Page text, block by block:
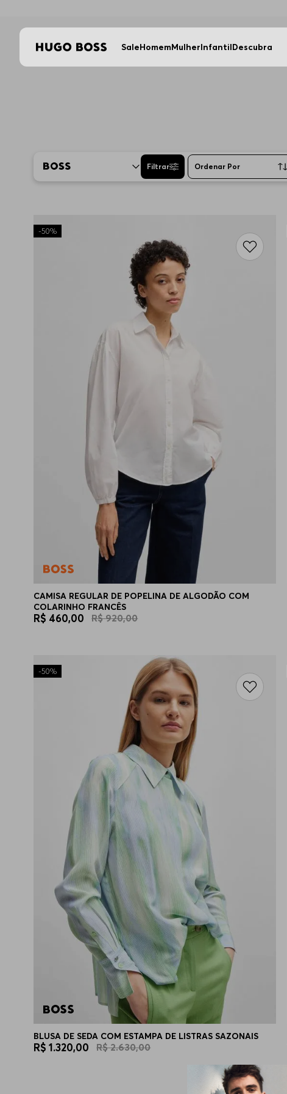
SaleHomemMulherInfantilDescubra
Filtrar Ordenar Por
-50%
CAMISA REGULAR DE POPELINA DE ALGODÃO COM
COLARINHO FRANCÊS
R$ 460,00 R$ 920,00
-50%
BLUSA DE SEDA COM ESTAMPA DE LISTRAS SAZONAIS
R$ 1.320,00 R$ 2.630,00